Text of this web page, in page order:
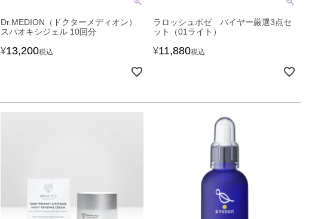
Dr.MEDION（ドクターメディオン）
スパオキシジェル 10回分
¥13,200税込
ラロッシュポゼ バイヤー厳選3点セ
ット（01ライト）
¥11,880税込